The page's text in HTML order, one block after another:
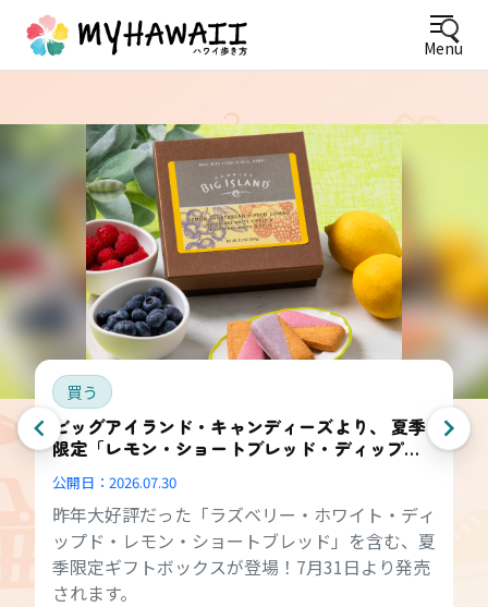
Menu
買う
ビッグアイランド・キャンディーズより、 夏季
限定「レモン・ショートブレッド・ディップ
公開日： 2026.07.30
昨年大好評だった「ラズベリー・ホワイト・ディ
ップド・レモン・ショートブレッド」を含む、夏
季限定ギフトボックスが登場！7月31日より発売
されます。